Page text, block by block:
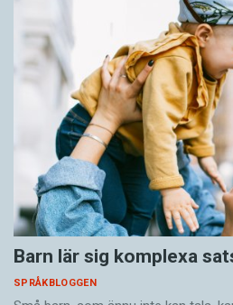
Barn lär sig komplexa
SPRÅKBLOGGEN